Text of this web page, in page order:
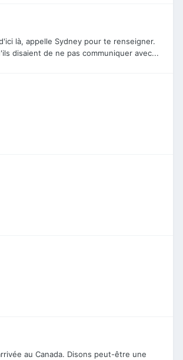
là, appelle Sydney pour te renseigner.
disaient de ne pas communiquer avec...
au Canada. Disons peut-être une